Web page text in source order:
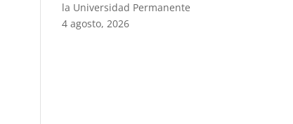
la Universidad Permanente
4 agosto, 2026